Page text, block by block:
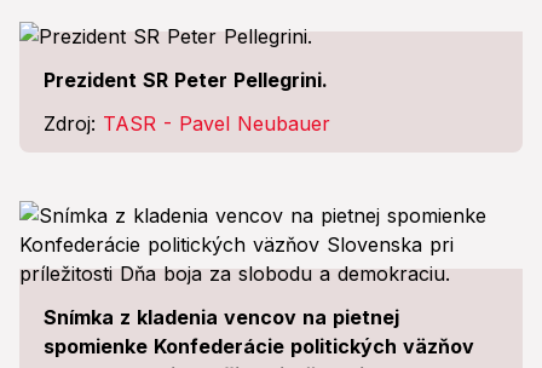
Prezident SR Peter Pellegrini.
Zdroj: TASR - Pavel Neubauer
Snímka z kladenia vencov na pietnej
spomienke Konfederácie politických väzňov